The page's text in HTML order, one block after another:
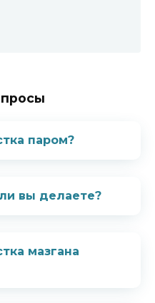
паром?
вы делаете?
мазгана